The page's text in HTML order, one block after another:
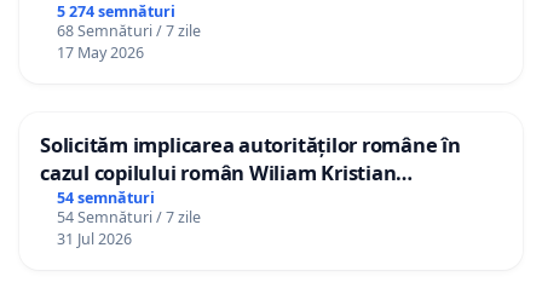
5 274 semnături
68 Semnături / 7 zile
17 May 2026
Solicităm implicarea autorităților române în
cazul copilului român Wiliam Kristian
Gheorghe, aflat în plasament în Danemarca de
12 ani
54 semnături
54 Semnături / 7 zile
31 Jul 2026